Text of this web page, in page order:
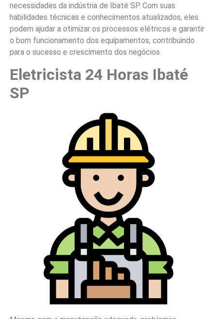
necessidades da indústria de Ibaté SP. Com suas
habilidades técnicas e conhecimentos atualizados, eles
podem ajudar a otimizar os processos elétricos e garantir
o bom funcionamento dos equipamentos, contribuindo
para o sucesso e crescimento dos negócios.
Eletricista 24 Horas Ibaté
SP